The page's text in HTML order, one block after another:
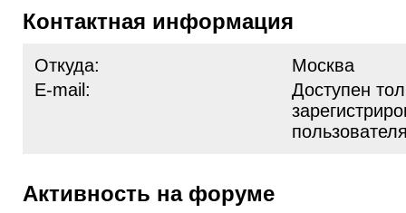
Контактная информация
Откуда:
Москва
E-mail:
Доступен
Активность на форуме